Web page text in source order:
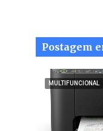
Postagem
MULTIFUNCIONAL